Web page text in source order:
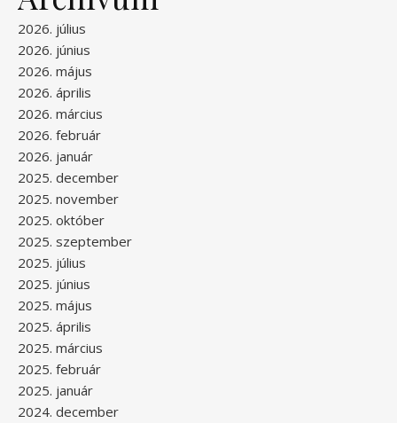
2026. július
2026. június
2026. május
2026. április
2026. március
2026. február
2026. január
2025. december
2025. november
2025. október
2025. szeptember
2025. július
2025. június
2025. május
2025. április
2025. március
2025. február
2025. január
2024. december